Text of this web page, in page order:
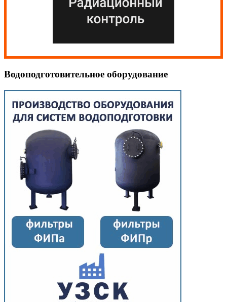
Водоподготовительное оборудование